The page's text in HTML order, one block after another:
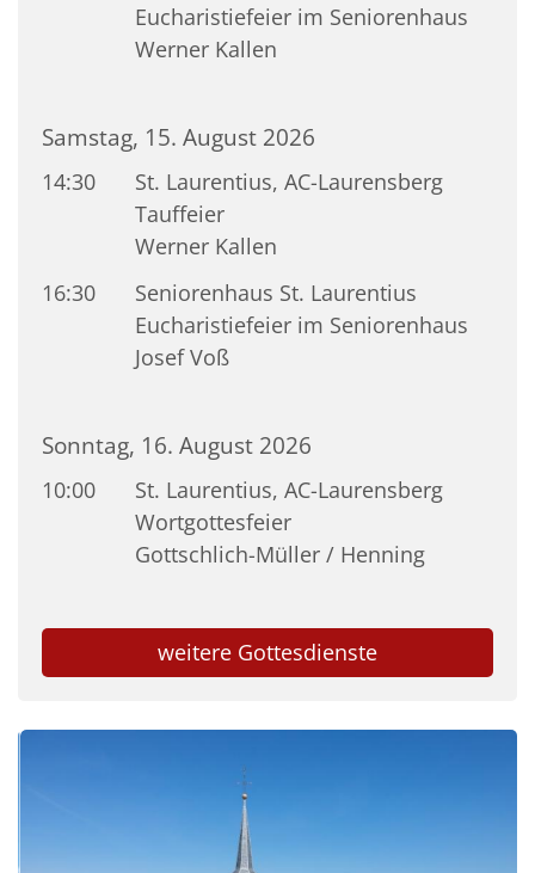
Eucharistiefeier im Seniorenhaus
Werner Kallen
Samstag, 15. August 2026
14:30
St. Laurentius, AC-Laurensberg
Tauffeier
Werner Kallen
16:30
Seniorenhaus St. Laurentius
Eucharistiefeier im Seniorenhaus
Josef Voß
Sonntag, 16. August 2026
10:00
St. Laurentius, AC-Laurensberg
Wortgottesfeier
Gottschlich-Müller / Henning
weitere Gottesdienste